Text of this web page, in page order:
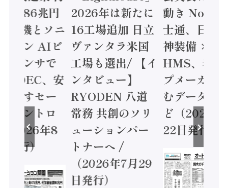
額86兆円
電機とソニ
コン AIビ
センサで
/ IDEC、安
かすセー
コントロ
2026年8
発行）
2026年は新たに
16工場追加 日立
ヴァンタラ米国
工場も選出/ 【イ
ンタビュー】
RYODEN 八道
常務 共創のソリ
ューションパー
トナーへ /
（2026年7月29
日発行）
動き
士通、日立
神装備 ×
HMS、老舗
プメーカー
むデータ活
ど（2026年
22日発行）